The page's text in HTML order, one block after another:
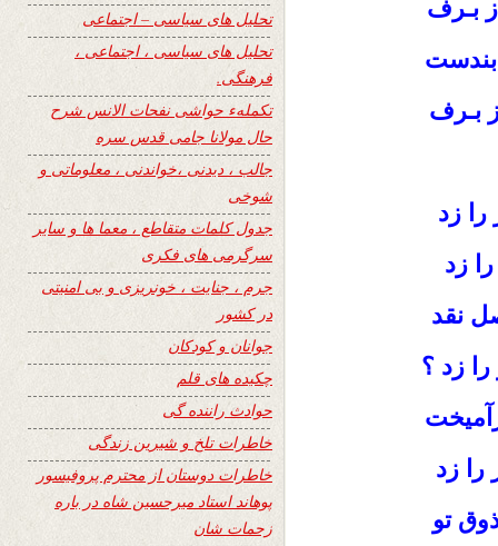
بـرف
بـرف
زد
زد
نقد
زد ؟
زد
تو
تحلیل های سیاسی – اجتماعی
تحلیل های سیاسی ، اجتماعی ،
فرهنگی.
تکملهء حواشی نفحات الانس شرح
حال مولانا جامی قدس سره
جالب ، دیدنی ،خواندنی ، معلوماتی و
شوخی
جدول کلمات متقاطع ، معما ها و سایر
سرگرمی های فکری
جرم ، جنایت ، خونریزی و بی امنیتی
در کشور
جوانان و کودکان
چکیده های قلم
حوادث راننده گی
خاطرات تلخ و شیرین زندگی
خاطرات دوستان از محترم پروفیسور
پوهاند استاد میرحسین شاه در باره
زحمات شان